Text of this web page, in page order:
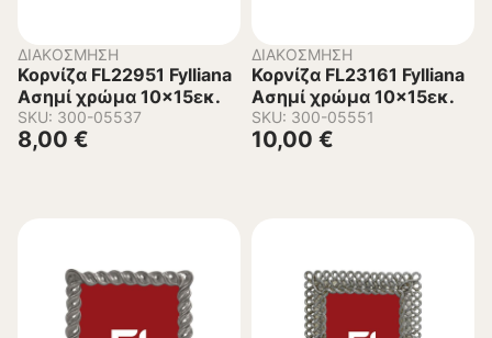
ΔΙΑΚΌΣΜΗΣΗ
Κορνίζα FL22951 Fylliana
Ασημί χρώμα 10×15εκ.
SKU: 300-05537
8,00 €
ΔΙΑΚΌΣΜΗΣΗ
Κορνίζα FL23161 Fylliana
Ασημί χρώμα 10×15εκ.
SKU: 300-05551
10,00 €